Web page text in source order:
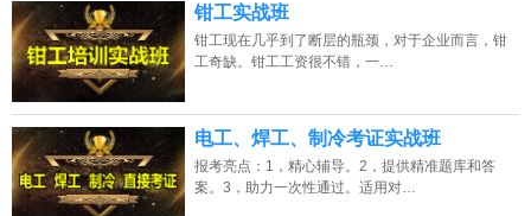
钳工实战班
钳工现在几乎到了断层的瓶颈，对于企业而言，钳
工奇缺。钳工工资很不错，一…
电工、焊工、制冷考证实战班
报考亮点：1，精心辅导。2，提供精准题库和答
案。3，助力一次性通过。适用对…